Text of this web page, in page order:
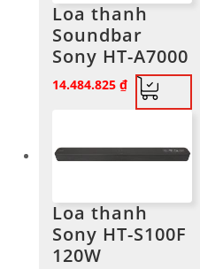
Loa thanh
Soundbar
Sony HT-A7000
14.484.825 ₫
Loa thanh
Sony HT-S100F
120W